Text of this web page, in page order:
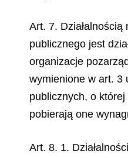
Art. 7. Działalnością
publicznego jest
organizacje
wymienione w art. 3
publicznych, o
pobierają one
Art. 8. 1.